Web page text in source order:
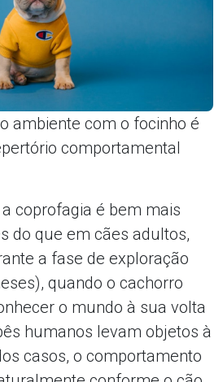
ambiente com o focinho é
comportamental
coprofagia é bem mais
do que em cães adultos,
a fase de exploração
quando o cachorro
o mundo à sua volta
humanos levam objetos à
casos, o comportamento